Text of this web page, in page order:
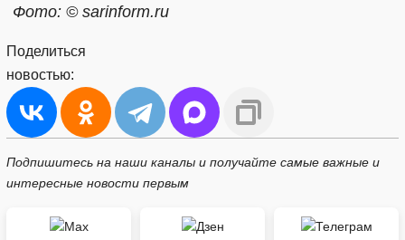
Фото: © sarinform.ru
Поделиться
новостью:
Подпишитесь на наши каналы и получайте самые важные и
интересные новости первым